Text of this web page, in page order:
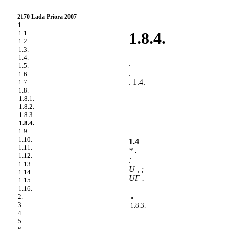
2170 Lada Priora 2007
1.
1.1.
1.2.
1.3.
1.4.
1.5.
1.6.
1.7.
1.8.
1.8.1.
1.8.2.
1.8.3.
1.8.4.
1.9.
1.10.
1.11.
1.12.
1.13.
1.14.
1.15.
1.16.
2.
3.
4.
5.
1.8.4.
.
.
. 1.4.
1.4
* .
:
U , ;
UF .
«
1.8.3.